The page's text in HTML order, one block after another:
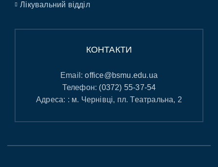
Лікувальний відділ
КОНТАКТИ
Email:office@bsmu.edu.ua
Телефон: (0372) 55-37-54
Адреса: : м. Чернівці, пл. Театральна, 2